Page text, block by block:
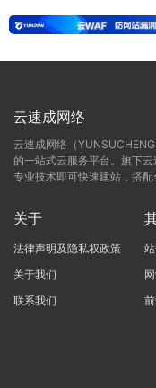
云速成网络
云速成网络（
的一站式云服务平台。旗下
专业技术即可快速建站，搭配
关于
法律声明及隐私权政策
关于我们
联系我们